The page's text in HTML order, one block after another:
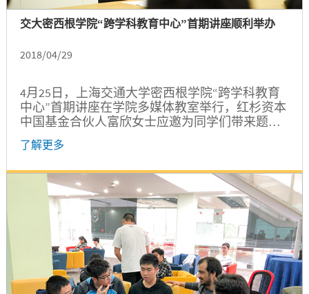
交大密西根学院“跨学科教育中心”首期讲座顺利举办
2018/04/29
4月25日，上海交通大学密西根学院“跨学科教育
中心”首期讲座在学院多媒体教室举行，红杉资本
中国基金合伙人富欣女士应邀为同学们带来题为
“资本、商业模式与品牌”的精彩讲座。
了解更多